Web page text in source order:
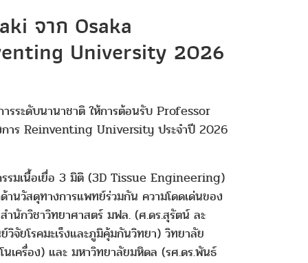
จาก Osaka
University 2026
รระดับนานาชาติ ให้การต้อนรับ Professor
าร Reinventing University ประจำปี 2026
รมเนื้อเยื่อ 3 มิติ (3D Tissue Engineering)
านวัสดุทางการแพทย์ร่วมกัน ความโดดเด่นของ
ำนักวิชาวิทยาศาสตร์ มฟล. (ศ.ดร.สุรัตน์ ละ
ยโรคมะเร็งและภูมิคุ้มกันวิทยา) วิทยาลัย
เครื่อง) และ มหาวิทยาลัยมหิดล (รศ.ดร.พันธ์